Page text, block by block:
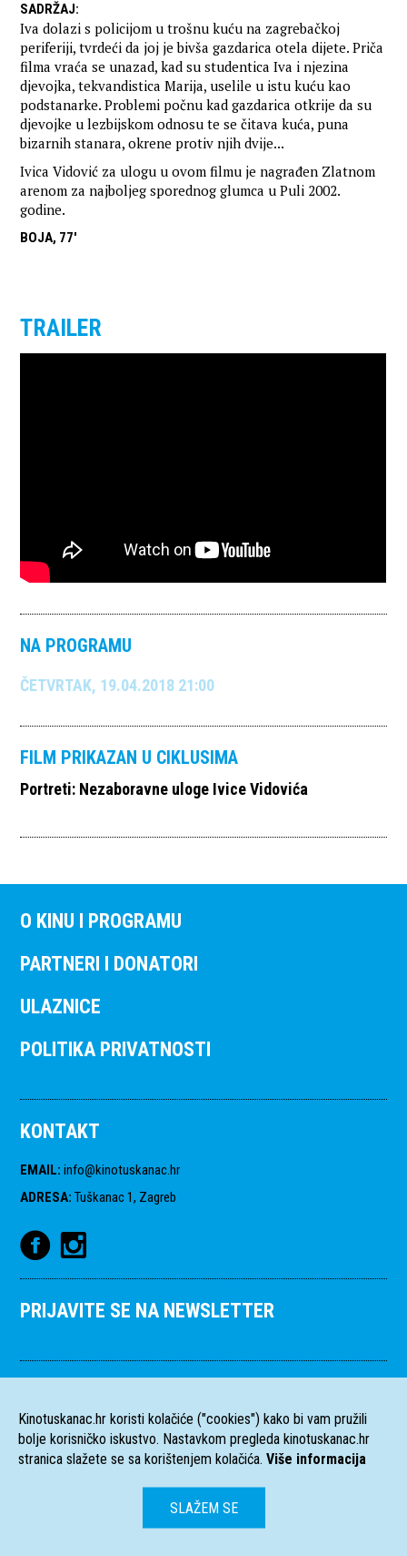
SADRŽAJ:
Iva dolazi s policijom u trošnu kuću na zagrebačkoj
periferiji, tvrdeći da joj je bivša gazdarica otela dijete. Priča
filma vraća se unazad, kad su studentica Iva i njezina
djevojka, tekvandistica Marija, uselile u istu kuću kao
podstanarke. Problemi počnu kad gazdarica otkrije da su
djevojke u lezbijskom odnosu te se čitava kuća, puna
bizarnih stanara, okrene protiv njih dvije...
Ivica Vidović za ulogu u ovom filmu je nagrađen Zlatnom
arenom za najboljeg sporednog glumca u Puli 2002.
godine.
BOJA, 77'
TRAILER
NA PROGRAMU
ČETVRTAK, 19.04.2018 21:00
FILM PRIKAZAN U CIKLUSIMA
Portreti: Nezaboravne uloge Ivice Vidovića
O KINU I PROGRAMU
PARTNERI I DONATORI
ULAZNICE
POLITIKA PRIVATNOSTI
KONTAKT
EMAIL: info@kinotuskanac.hr
ADRESA: Tuškanac 1, Zagreb
PRIJAVITE SE NA NEWSLETTER
Kinotuskanac.hr koristi kolačiće ("cookies") kako bi vam pružili
bolje korisničko iskustvo. Nastavkom pregleda kinotuskanac.hr
stranica slažete se sa korištenjem kolačića. Više informacija
SLAŽEM SE